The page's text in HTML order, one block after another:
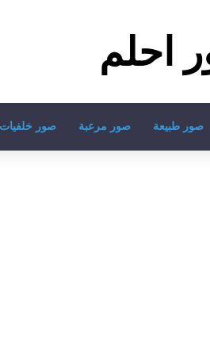
احلم
صور طبيعة صور مرعبة صور خلفيات